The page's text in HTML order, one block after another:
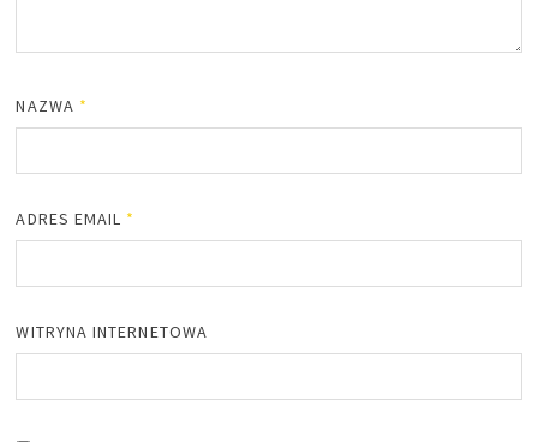
NAZWA *
ADRES EMAIL *
WITRYNA INTERNETOWA